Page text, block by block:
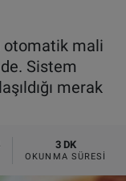
otomatik mali
Sistem
merak
3 DK
OKUNMA SÜRESI